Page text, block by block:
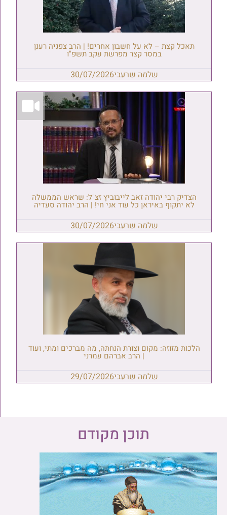
תאכל קצת – לא על חשבון אחרים! | הרב צפניה רענן
במסר קצר מפרשת עקב תשפ"ו
שלמה שרעבי30/07/2026
הצדיק רבי יהודה זאב לייבוביץ זצ"ל: שראש הממשלה
לא יתקוף באיראן כל עוד אני חי! | הרב יהודה סעדיה
שלמה שרעבי30/07/2026
הלכות מזוזה: מקום וצורת הנחתה, מה מברכים ומתי, ועוד
| הרב אברהם עמרני
שלמה שרעבי29/07/2026
תוכן מקודם